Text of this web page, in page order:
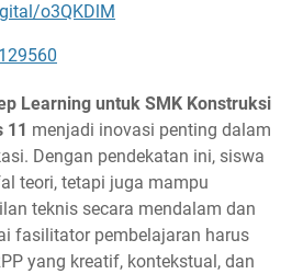
o3QKDlM
Learning untuk SMK Konstruksi
11 menjadi inovasi penting dalam
Dengan pendekatan ini, siswa
teori, tetapi juga mampu
teknis secara mendalam dan
fasilitator pembelajaran harus
yang kreatif, kontekstual, dan